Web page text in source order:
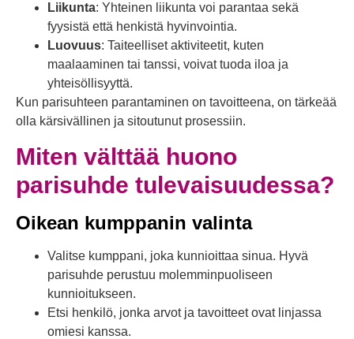
Liikunta: Yhteinen liikunta voi parantaa sekä
fyysistä että henkistä hyvinvointia.
Luovuus: Taiteelliset aktiviteetit, kuten
maalaaminen tai tanssi, voivat tuoda iloa ja
yhteisöllisyyttä.
Kun parisuhteen parantaminen on tavoitteena, on tärkeää
olla kärsivällinen ja sitoutunut prosessiin.
Miten välttää huono
parisuhde tulevaisuudessa?
Oikean kumppanin valinta
Valitse kumppani, joka kunnioittaa sinua. Hyvä
parisuhde perustuu molemminpuoliseen
kunnioitukseen.
Etsi henkilö, jonka arvot ja tavoitteet ovat linjassa
omiesi kanssa.